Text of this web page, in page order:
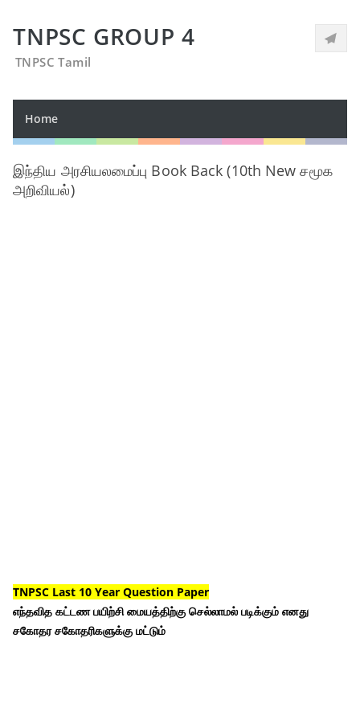
TNPSC GROUP 4
TNPSC Tamil
Home
இந்திய அரசியலமைப்பு Book Back (10th New சமூக
அறிவியல்)
TNPSC Last 10 Year Question Paper
எந்தவித கட்டண பயிற்சி மையத்திற்கு செல்லாமல் படிக்கும் எனது
சகோதர சகோதரிகளுக்கு மட்டும்